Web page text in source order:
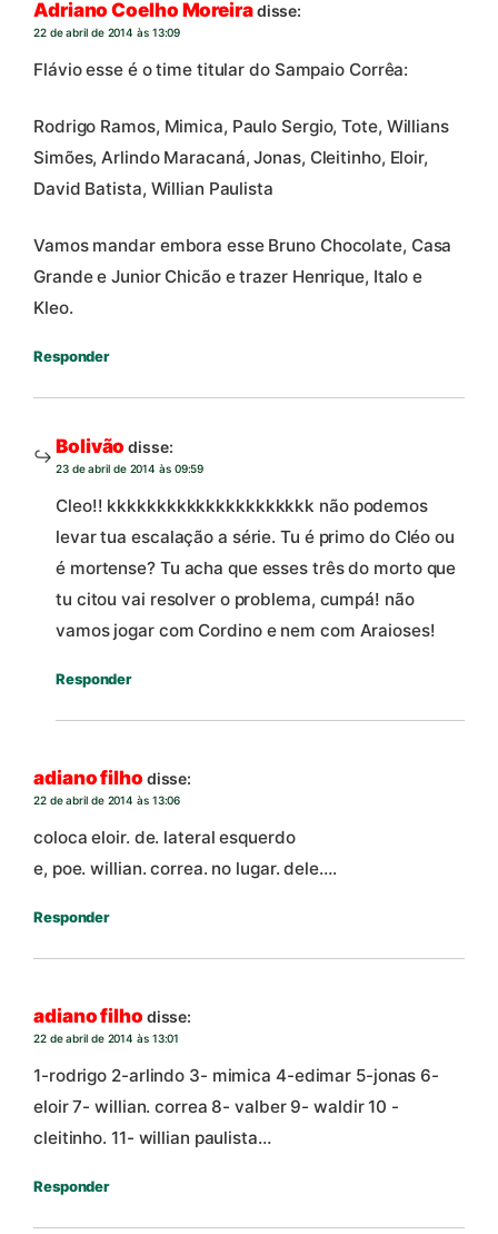
Adriano Coelho Moreiradisse:
22 de abril de 2014 às 13:09
Flávio esse é o time titular do Sampaio Corrêa:
Rodrigo Ramos, Mimica, Paulo Sergio, Tote, Willians
Simões, Arlindo Maracaná, Jonas, Cleitinho, Eloir,
David Batista, Willian Paulista
Vamos mandar embora esse Bruno Chocolate, Casa
Grande e Junior Chicão e trazer Henrique, Italo e
Kleo.
Responder
Bolivão disse:
23 de abril de 2014 às 09:59
Cleo!! kkkkkkkkkkkkkkkkkkkkk não podemos
levar tua escalação a série. Tu é primo do Cléo ou
é mortense? Tu acha que esses três do morto que
tu citou vai resolver o problema, cumpá! não
vamos jogar com Cordino e nem com Araioses!
Responder
adiano filho disse:
22 de abril de 2014 às 13:06
coloca eloir. de. lateral esquerdo
e, poe. willian. correa. no lugar. dele….
Responder
adiano filho disse:
22 de abril de 2014 às 13:01
1-rodrigo 2-arlindo 3- mimica 4-edimar 5-jonas 6-
eloir 7- willian. correa 8- valber 9- waldir 10 -
cleitinho. 11- willian paulista…
Responder